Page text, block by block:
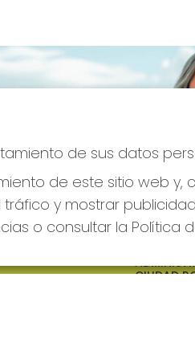
CIUDAD
de sus datos
de este sitio web y,
y mostrar
o consultar la Política